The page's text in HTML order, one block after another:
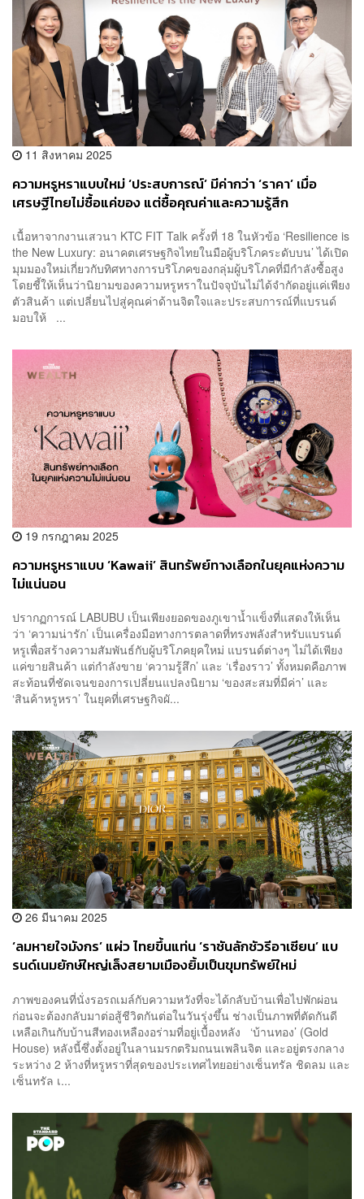
11 สิงหาคม 2025
ความหรูหราแบบใหม่ ‘ประสบการณ์’ มีค่ากว่า ‘ราคา’ เมื่อ
เศรษฐีไทยไม่ซื้อแค่ของ แต่ซื้อคุณค่าและความรู้สึก
เนื้อหาจากงานเสวนา KTC FIT Talk ครั้งที่ 18 ในหัวข้อ ‘Resilience is
the New Luxury: อนาคตเศรษฐกิจไทยในมือผู้บริโภคระดับบน’ ได้เปิด
มุมมองใหม่เกี่ยวกับทิศทางการบริโภคของกลุ่มผู้บริโภคที่มีกำลังซื้อสูง
โดยชี้ให้เห็นว่านิยามของความหรูหราในปัจจุบันไม่ได้จำกัดอยู่แค่เพียง
ตัวสินค้า แต่เปลี่ยนไปสู่คุณค่าด้านจิตใจและประสบการณ์ที่แบรนด์
มอบให้ ...
19 กรกฎาคม 2025
ความหรูหราแบบ ‘Kawaii’ สินทรัพย์ทางเลือกในยุคแห่งความ
ไม่แน่นอน
ปรากฏการณ์ LABUBU เป็นเพียงยอดของภูเขาน้ำแข็งที่แสดงให้เห็น
ว่า ‘ความน่ารัก’ เป็นเครื่องมือทางการตลาดที่ทรงพลังสำหรับแบรนด์
หรูเพื่อสร้างความสัมพันธ์กับผู้บริโภคยุคใหม่ แบรนด์ต่างๆ ไม่ได้เพียง
แค่ขายสินค้า แต่กำลังขาย ‘ความรู้สึก’ และ ‘เรื่องราว’ ทั้งหมดคือภาพ
สะท้อนที่ชัดเจนของการเปลี่ยนแปลงนิยาม ‘ของสะสมที่มีค่า’ และ
‘สินค้าหรูหรา’ ในยุคที่เศรษฐกิจผั...
26 มีนาคม 2025
‘ลมหายใจมังกร’ แผ่ว ไทยขึ้นแท่น ‘ราชันลักชัวรีอาเซียน’ แบ
รนด์เนมยักษ์ใหญ่เล็งสยามเมืองยิ้มเป็นขุมทรัพย์ใหม่
ภาพของคนที่นั่งรอรถเมล์กับความหวังที่จะได้กลับบ้านเพื่อไปพักผ่อน
ก่อนจะต้องกลับมาต่อสู้ชีวิตกันต่อในวันรุ่งขึ้น ช่างเป็นภาพที่ตัดกันดี
เหลือเกินกับบ้านสีทองเหลืองอร่ามที่อยู่เบื้องหลัง ‘บ้านทอง’ (Gold
House) หลังนี้ซึ่งตั้งอยู่ในลานมรกตริมถนนเพลินจิต และอยู่ตรงกลาง
ระหว่าง 2 ห้างที่หรูหราที่สุดของประเทศไทยอย่างเซ็นทรัล ชิดลม และ
เซ็นทรัล เ...